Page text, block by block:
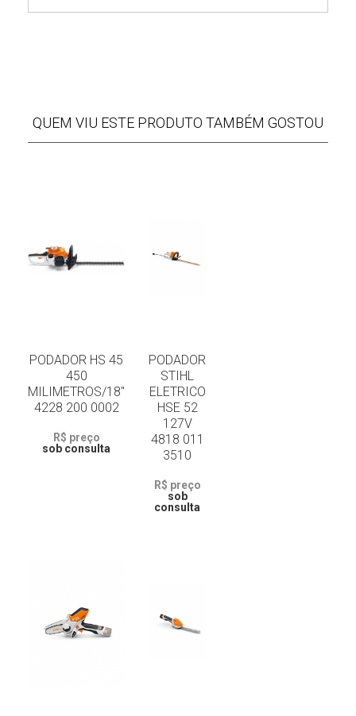
QUEM VIU ESTE PRODUTO TAMBÉM GOSTOU
PODADOR HS 45
450
MILIMETROS/18"
4228 200 0002
R$ preço
sob consulta
PODADOR
STIHL
ELETRICO
HSE 52
127V
4818 011
3510
R$ preço
sob
consulta